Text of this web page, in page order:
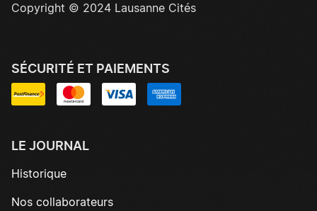
Copyright © 2024 Lausanne Cités
SÉCURITÉ ET PAIEMENTS
LE JOURNAL
Historique
Nos collaborateurs